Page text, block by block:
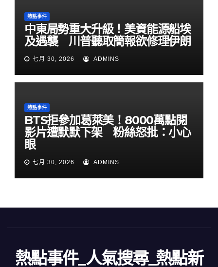
熱點事件
中東局勢重大升級！美資能源船埃
及遇襲 川普聽取簡報欲修理伊朗
七月 30, 2026 ADMINS
熱點事件
BTS拒參加葛萊美！8000萬點閱
影片遭默默下架 粉絲怒批：小心
眼
七月 30, 2026 ADMINS
熱點事件_人氣搜尋_熱點新